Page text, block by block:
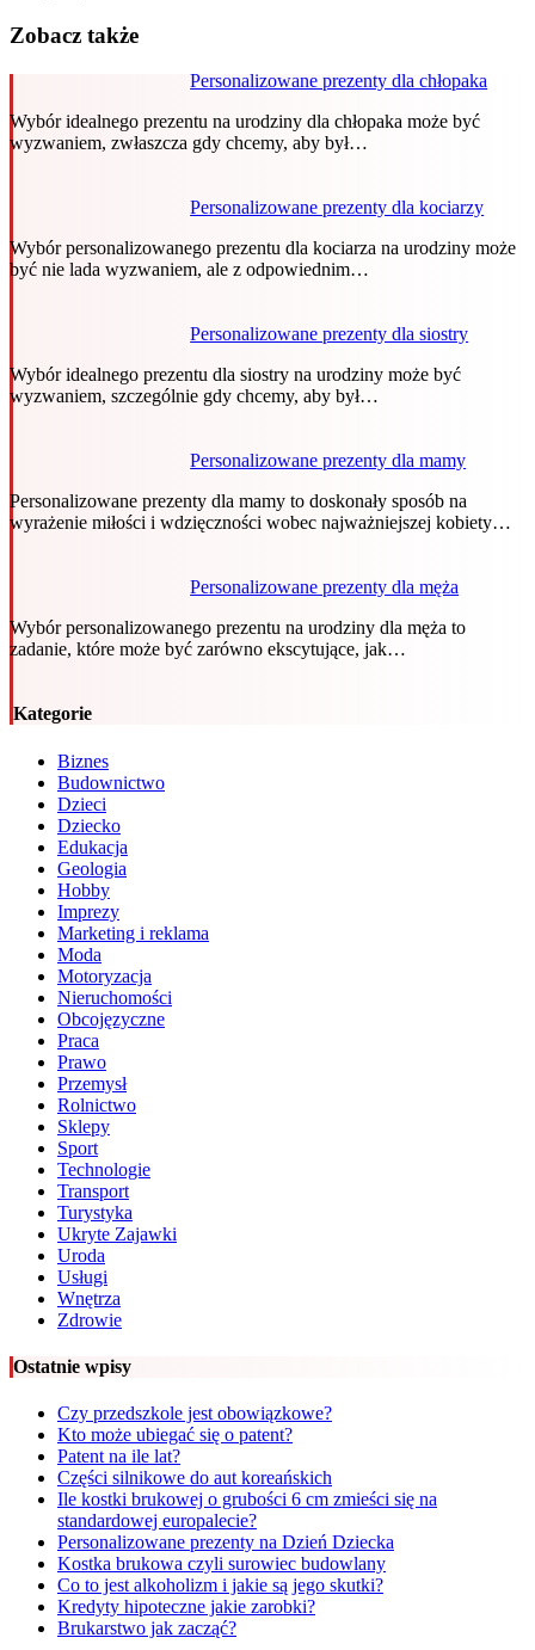
Zobacz także
Personalizowane prezenty dla chłopaka
Wybór idealnego prezentu na urodziny dla chłopaka może być
wyzwaniem, zwłaszcza gdy chcemy, aby był…
Personalizowane prezenty dla kociarzy
Wybór personalizowanego prezentu dla kociarza na urodziny może
być nie lada wyzwaniem, ale z odpowiednim…
Personalizowane prezenty dla siostry
Wybór idealnego prezentu dla siostry na urodziny może być
wyzwaniem, szczególnie gdy chcemy, aby był…
Personalizowane prezenty dla mamy
Personalizowane prezenty dla mamy to doskonały sposób na
wyrażenie miłości i wdzięczności wobec najważniejszej kobiety…
Personalizowane prezenty dla męża
Wybór personalizowanego prezentu na urodziny dla męża to
zadanie, które może być zarówno ekscytujące, jak…
Kategorie
Biznes
Budownictwo
Dzieci
Dziecko
Edukacja
Geologia
Hobby
Imprezy
Marketing i reklama
Moda
Motoryzacja
Nieruchomości
Obcojęzyczne
Praca
Prawo
Przemysł
Rolnictwo
Sklepy
Sport
Technologie
Transport
Turystyka
Ukryte Zajawki
Uroda
Usługi
Wnętrza
Zdrowie
Ostatnie wpisy
Czy przedszkole jest obowiązkowe?
Kto może ubiegać się o patent?
Patent na ile lat?
Części silnikowe do aut koreańskich
Ile kostki brukowej o grubości 6 cm zmieści się na
standardowej europalecie?
Personalizowane prezenty na Dzień Dziecka
Kostka brukowa czyli surowiec budowlany
Co to jest alkoholizm i jakie są jego skutki?
Kredyty hipoteczne jakie zarobki?
Brukarstwo jak zacząć?